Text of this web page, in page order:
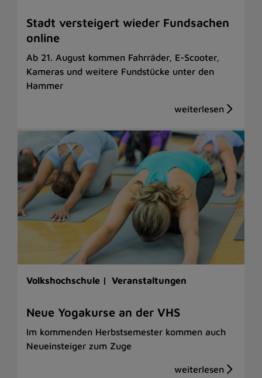
Stadt versteigert wieder Fundsachen
online
Ab 21. August kommen Fahrräder, E-Scooter,
Kameras und weitere Fundstücke unter den
Hammer
Volkshochschule | Veranstaltungen
Neue Yogakurse an der VHS
Im kommenden Herbstsemester kommen auch
Neueinsteiger zum Zuge